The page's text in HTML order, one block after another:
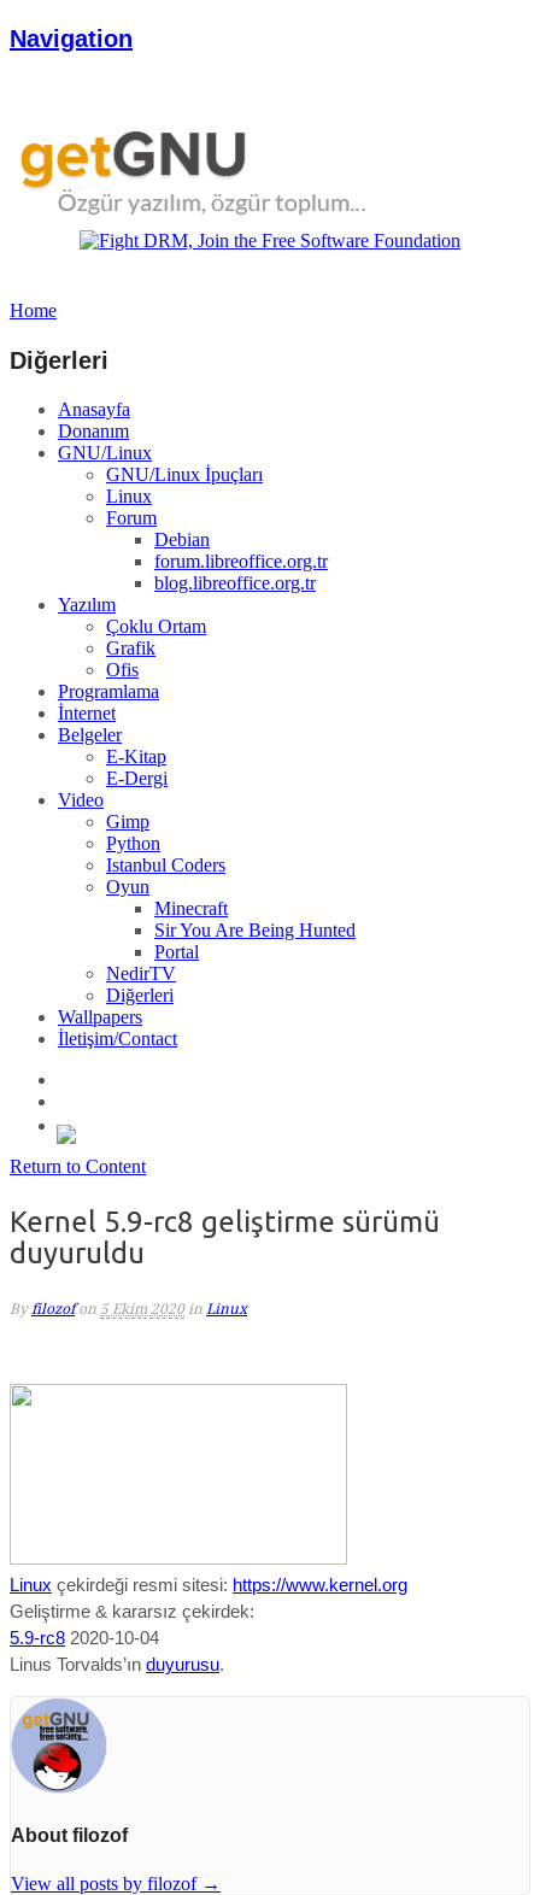
Navigation
Home
Diğerleri
Anasayfa
Donanım
GNU/Linux
GNU/Linux İpuçları
Linux
Forum
Debian
forum.libreoffice.org.tr
blog.libreoffice.org.tr
Yazılım
Çoklu Ortam
Grafik
Ofis
Programlama
İnternet
Belgeler
E-Kitap
E-Dergi
Video
Gimp
Python
Istanbul Coders
Oyun
Minecraft
Sir You Are Being Hunted
Portal
NedirTV
Diğerleri
Wallpapers
İletişim/Contact
Return to Content
Kernel 5.9-rc8 geliştirme sürümü
duyuruldu
By filozof on 5 Ekim 2020 in Linux
Linux çekirdeği resmi sitesi: https://www.kernel.org
Geliştirme & kararsız çekirdek:
5.9-rc8 2020-10-04
Linus Torvalds’ın duyurusu.
About filozof
View all posts by filozof →